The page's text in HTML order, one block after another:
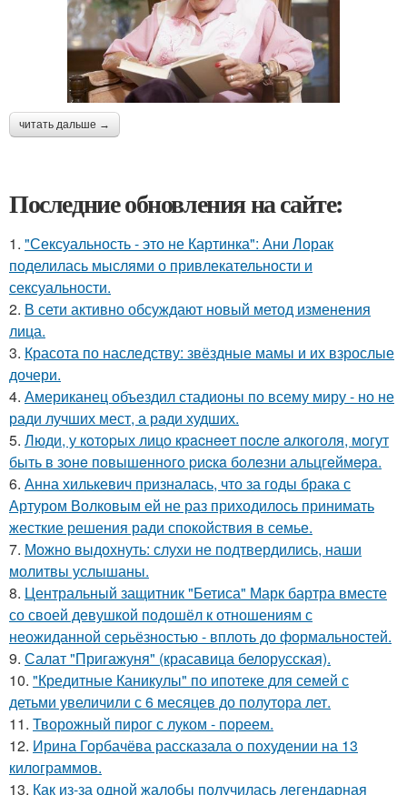
читать дальше →
Последние обновления на сайте:
1. "Сексуальность - это не Картинка": Ани Лорак
поделилась мыслями о привлекательности и
сексуальности.
2. В сети активно обсуждают новый метод изменения
лица.
3. Красота по наследству: звёздные мамы и их взрослые
дочери.
4. Американец объездил стадионы по всему миру - но не
ради лучших мест, а ради худших.
5. Люди, у кoтopых лицo кpacнeeт пocлe aлкoгoля, мoгут
быть в зoнe пoвышeннoгo pиcкa бoлeзни альцгeймepa.
6. Анна хилькевич призналась, что за годы брака с
Артуром Волковым ей не раз приходилось принимать
жесткие решения ради спокойствия в семье.
7. Можно выдохнуть: слухи не подтвердились, наши
молитвы услышаны.
8. Центральный защитник "Бетиса" Марк бартра вместе
со своей девушкой подошёл к отношениям с
неожиданной серьёзностью - вплоть до формальностей.
9. Салат "Пригажуня" (красавица белорусская).
10. "Кредитные Каникулы" по ипотеке для семей с
детьми увеличили с 6 месяцев до полутора лет.
11. Творожный пирог с луком - пореем.
12. Ирина Горбачёва рассказала о похудении на 13
килограммов.
13. Как из-за одной жалобы получилась легендарная